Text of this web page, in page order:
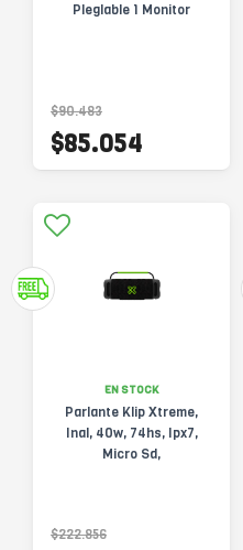
Pleglable 1 Monitor
$90.483
$85.054
EN STOCK
Parlante Klip Xtreme,
Inal, 40w, 74hs, Ipx7,
Micro Sd,
$222.856